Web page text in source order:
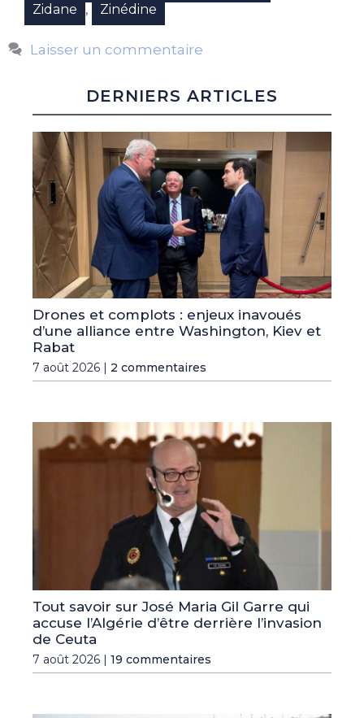
Zidane , Zinédine
Laisser un commentaire
DERNIERS ARTICLES
Drones et complots : enjeux inavoués
d’une alliance entre Washington, Kiev et
Rabat
7 août 2026 | 2 commentaires
Tout savoir sur José Maria Gil Garre qui
accuse l’Algérie d’être derrière l’invasion
de Ceuta
7 août 2026 | 19 commentaires